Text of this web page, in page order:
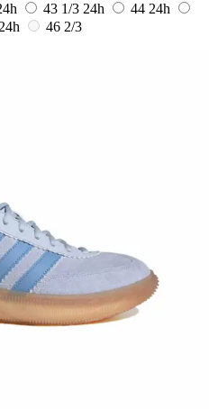
43 1/3 24h 44 24h
24h
46 2/3